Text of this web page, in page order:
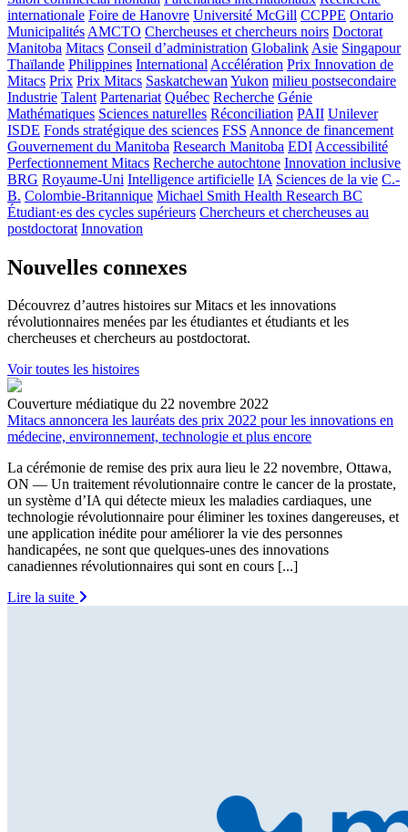
internationale Foire de Hanovre Université McGill CCPPE Ontario
Municipalités AMCTO Chercheuses et chercheurs noirs Doctorat
Manitoba Mitacs Conseil d’administration Globalink Asie Singapour
Thaïlande Philippines International Accélération Prix Innovation de
Mitacs Prix Prix Mitacs Saskatchewan Yukon milieu postsecondaire
Industrie Talent Partenariat Québec Recherche Génie
Mathématiques Sciences naturelles Réconciliation PAII Unilever
ISDE Fonds stratégique des sciences FSS Annonce de financement
Gouvernement du Manitoba Research Manitoba EDI Accessibilité
Perfectionnement Mitacs Recherche autochtone Innovation inclusive
BRG Royaume-Uni Intelligence artificielle IA Sciences de la vie C.-
B. Colombie-Britannique Michael Smith Health Research BC
Étudiant·es des cycles supérieurs Chercheurs et chercheuses au
postdoctorat Innovation
Nouvelles connexes
Découvrez d’autres histoires sur Mitacs et les innovations
révolutionnaires menées par les étudiantes et étudiants et les
chercheuses et chercheurs au postdoctorat.
Voir toutes les histoires
Couverture médiatique du 22 novembre 2022
Mitacs annoncera les lauréats des prix 2022 pour les innovations en
médecine, environnement, technologie et plus encore
La cérémonie de remise des prix aura lieu le 22 novembre, Ottawa,
ON — Un traitement révolutionnaire contre le cancer de la prostate,
un système d’IA qui détecte mieux les maladies cardiaques, une
technologie révolutionnaire pour éliminer les toxines dangereuses, et
une application inédite pour améliorer la vie des personnes
handicapées, ne sont que quelques-unes des innovations
canadiennes révolutionnaires qui sont en cours [...]
Lire la suite